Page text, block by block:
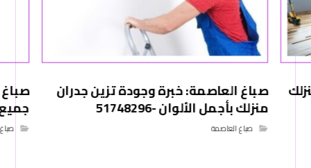
صباغ العاصمة: خبرة وجودة تزين جدران
منزلك بأجمل الألوان -51748296
صباغ العاصمة
جميع